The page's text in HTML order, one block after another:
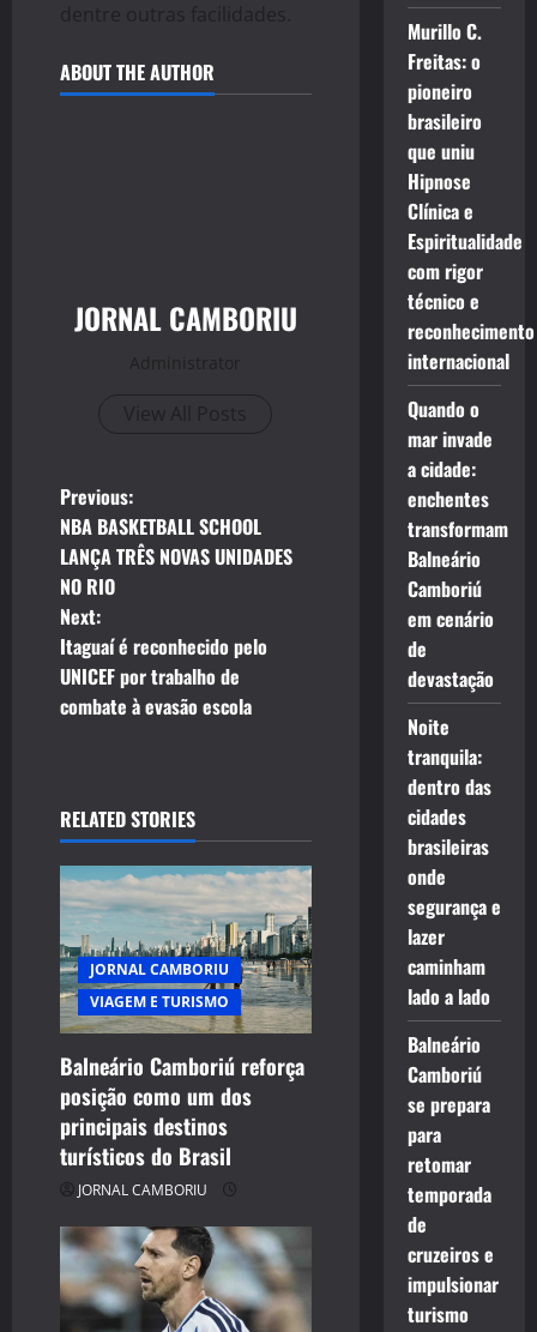
dentre outras facilidades.
ABOUT THE AUTHOR
JORNAL CAMBORIU
Administrator
View All Posts
P
o
s
t
n
v
i
g
a
t
i
o
n
Previous:
NBA BASKETBALL SCHOOL
LANÇA TRÊS NOVAS UNIDADES
NO RIO
Next:
Itaguaí é reconhecido pelo
UNICEF por trabalho de
combate à evasão escola
RELATED STORIES
JORNAL CAMBORIU
VIAGEM E TURISMO
Balneário Camboriú reforça
posição como um dos
principais destinos
turísticos do Brasil
JORNAL CAMBORIU
Murillo C.
Freitas: o
pioneiro
brasileiro
que uniu
Hipnose
Clínica e
Espiritualidade
com rigor
técnico e
reconhecimento
internacional
Quando o
mar invade
a cidade:
enchentes
transformam
Balneário
Camboriú
em cenário
de
devastação
Noite
tranquila:
dentro das
cidades
brasileiras
onde
segurança e
lazer
caminham
lado a lado
Balneário
Camboriú
se prepara
para
retomar
temporada
de
cruzeiros e
impulsionar
turismo